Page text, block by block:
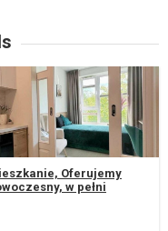
Oferujemy
w pełni